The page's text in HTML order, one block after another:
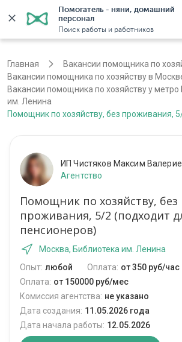
Помогатель - няни, домашний
персонал
Поиск работы и работников
Главная
Вакансии помощника по
Вакансии помощника по хозяйству в
Вакансии помощника по хозяйству у метро
им. Ленина
Помощник по хозяйству, без проживания,
ИП Чистяков Максим
Агентство
Помощник по хозяйству, без
проживания, 5/2 (подходит
пенсионеров)
Москва, Библиотека им. Ленина
Опыт: любой Оплата: от 350 руб/час
Оплата: от 150000 руб/мес
Комиссия агентства: не указано
Дата создания: 11.05.2026 года
Дата начала работы: 12.05.2026